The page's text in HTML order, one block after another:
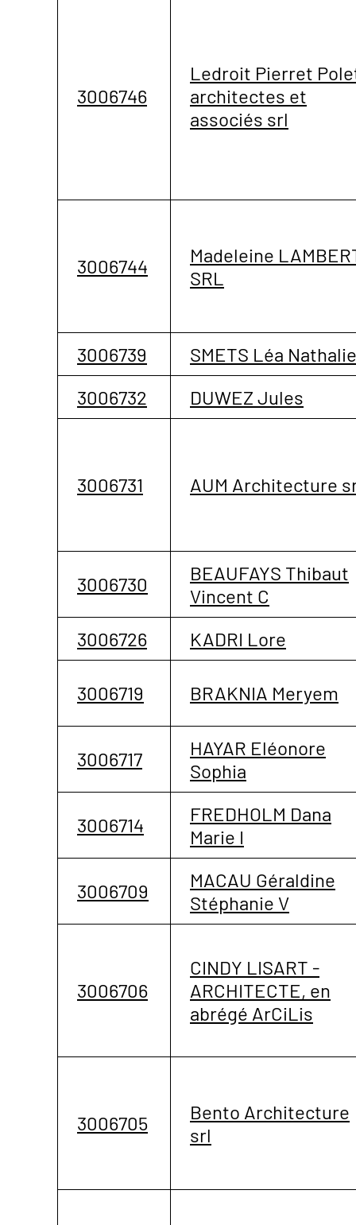
3006746
Ledroit Pierret
architectes et
associés srl
3006744
Madeleine
SRL
3006739
SMETS Léa
3006732
DUWEZ Jules
3006731 AUM Architecture
3006730
BEAUFAYS Thibaut
Vincent C
3006726
KADRI Lore
3006719 BRAKNIA Meryem
3006717
HAYAR Eléonore
Sophia
3006714
FREDHOLM Dana
Marie I
3006709
MACAU Géraldine
Stéphanie V
3006706
CINDY LISART -
ARCHITECTE, en
abrégé ArCiLis
3006705
Bento Architecture
srl